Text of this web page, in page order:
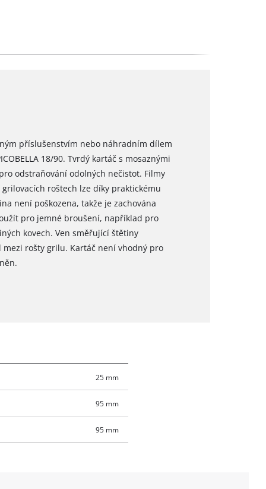
příslušenstvím nebo náhradním dílem
18/90. Tvrdý kartáč s mosaznými
odstraňování odolných nečistot. Filmy
roštech lze díky praktickému
není poškozena, takže je zachována
pro jemné broušení, například pro
kovech. Ven směřující štětiny
rošty grilu. Kartáč není vhodný pro
25 mm
95 mm
95 mm